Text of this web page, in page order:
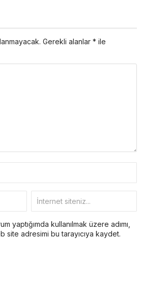
Gerekli alanlar * ile
yaptığımda kullanılmak üzere adımı,
site adresimi bu tarayıcıya kaydet.